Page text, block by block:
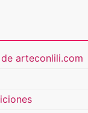
arteconlili.com